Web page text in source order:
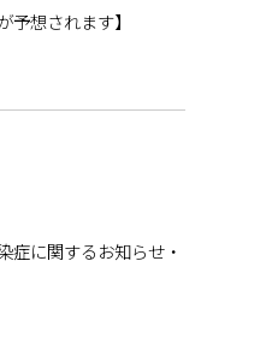
予想されます】
症に関するお知らせ・